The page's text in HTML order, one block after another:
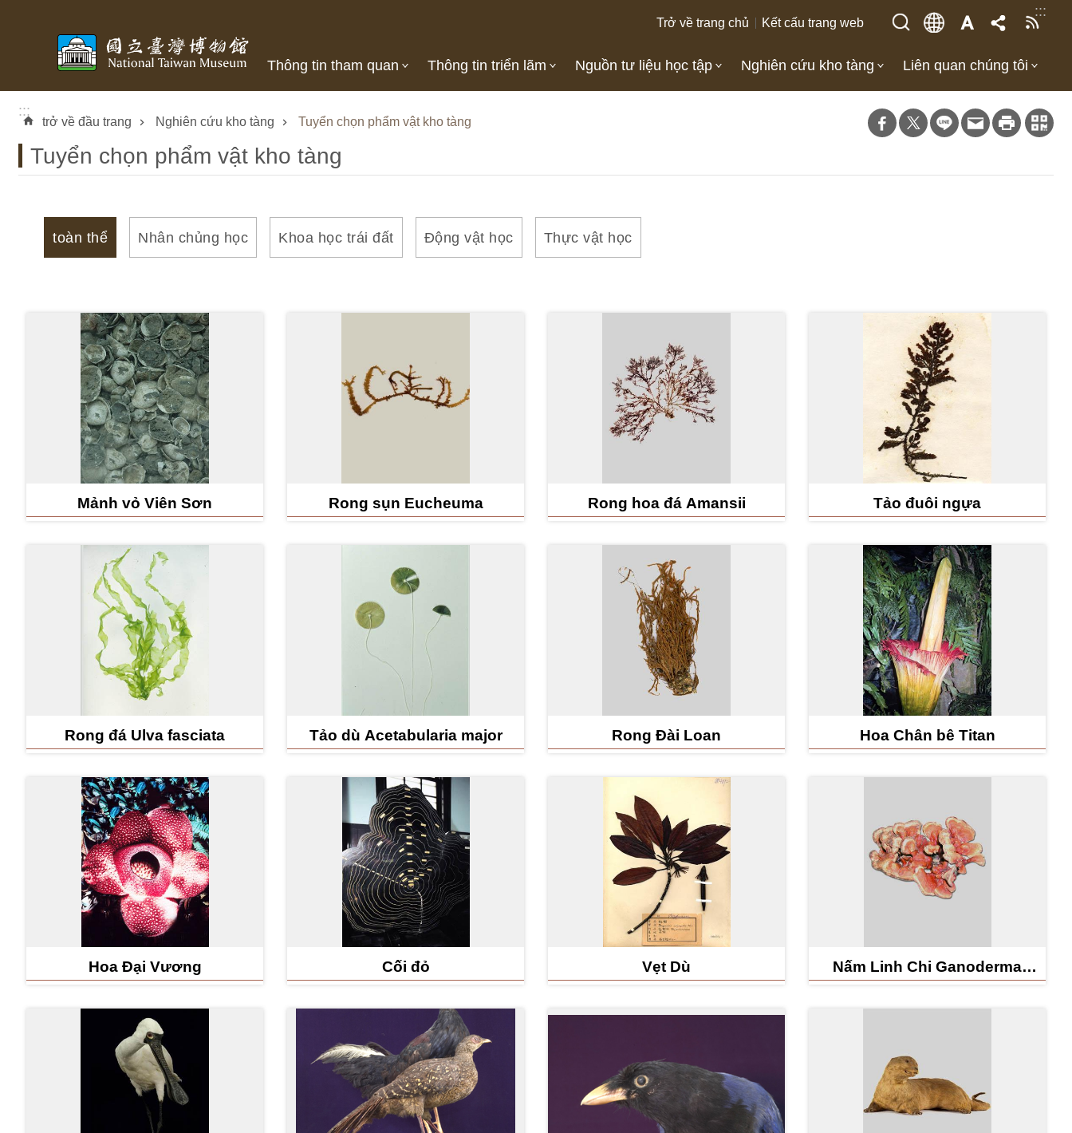
:::
Trở về trang chủ Kết cấu trang web
Thông tin tham quan Thông tin triển lãm Nguồn tư liệu học tập Nghiên cứu kho tàng Liên quan chúng tôi
:::
trở về đầu trang Nghiên cứu kho tàng Tuyển chọn phẩm vật kho tàng
Tuyển chọn phẩm vật kho tàng
toàn thể Nhân chủng học Khoa học trái đất Động vật học Thực vật học
Mảnh vỏ Viên Sơn Rong sụn Eucheuma Rong hoa đá Amansii Tảo đuôi ngựa
Rong đá Ulva fasciata Tảo dù Acetabularia major Rong Đài Loan Hoa Chân bê Titan
Hoa Đại Vương Cối đỏ Vẹt Dù
Nấm Linh Chi Ganoderma